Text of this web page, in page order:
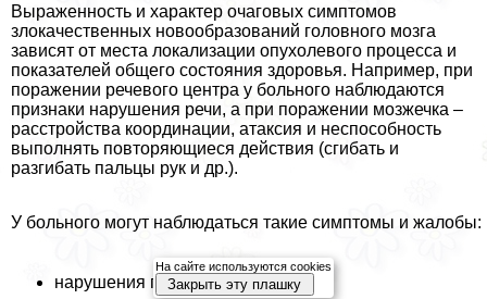
Выраженность и хаpaктер очаговых симптомов
злокачественных новообразований головного мозга
зависят от места локализации опухолевого процесса и
показателей общего состояния здоровья. Например, при
поражении речевого центра у больного наблюдаются
признаки нарушения речи, а при поражении мозжечка –
расстройства координации, атаксия и неспособность
выполнять повторяющиеся действия (сгибать и
разгибать пальцы рук и др.).
У больного могут наблюдаться такие симптомы и жалобы:
нарушения памяти;
На сайте используются cookies
Закрыть эту плашку